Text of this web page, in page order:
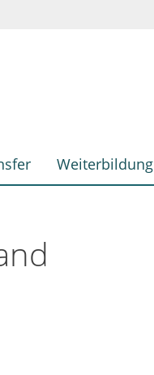
Weiterbildung